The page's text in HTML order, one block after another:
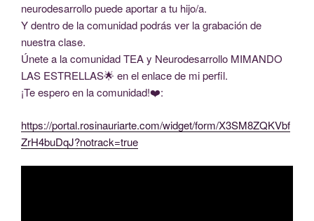
neurodesarrollo puede aportar a tu hijo/a.
Y dentro de la comunidad podrás ver la grabación de
nuestra clase.
Únete a la comunidad TEA y Neurodesarrollo MIMANDO
LAS ESTRELLAS🌟 en el enlace de mi perfil.
¡Te espero en la comunidad!❤️:
https://portal.rosinauriarte.com/widget/form/X3SM8ZQKVbf
ZrH4buDqJ?notrack=true